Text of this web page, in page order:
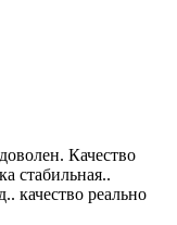
Качество
стабильная..
качество реально